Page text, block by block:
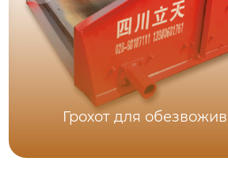
Грохот для